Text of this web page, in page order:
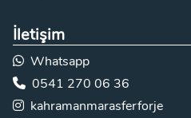
İletişim
Whatsapp
0541 270 06 36
kahramanmarasferforje